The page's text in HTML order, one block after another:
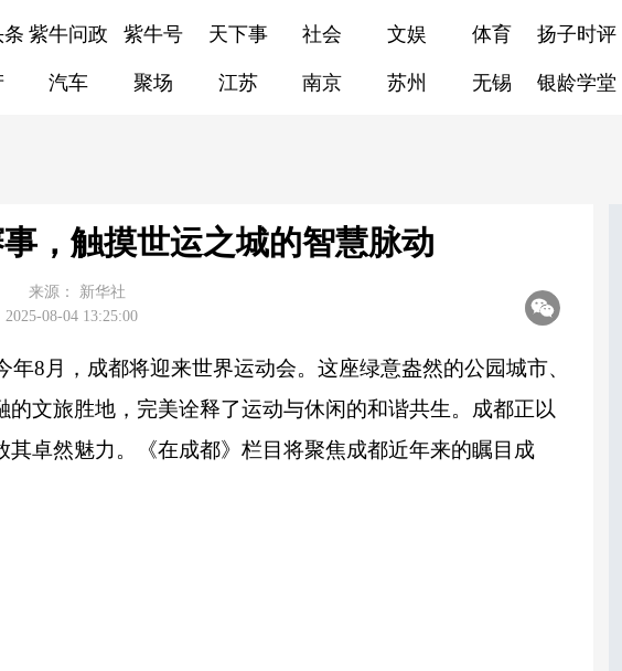
紫牛问政 紫牛号 天下事 社会 文娱 体育 扬子时评
汽车 聚场 江苏 南京 苏州 无锡 银龄学堂
，触摸世运之城的智慧脉动
来源：
新华社
2025-08-04 13:25:00
8月，成都将迎来世界运动会。这座绿意盎然的公园城市、
文旅胜地，完美诠释了运动与休闲的和谐共生。成都正以
卓然魅力。《在成都》栏目将聚焦成都近年来的瞩目成